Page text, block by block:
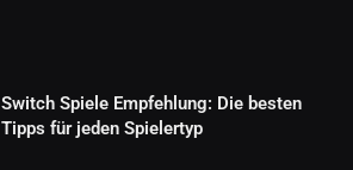
Switch Spiele Empfehlung: Die besten
Tipps für jeden Spielertyp